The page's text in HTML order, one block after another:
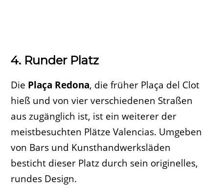
4. Runder Platz
Die Plaça Redona, die früher Plaça del Clot
hieß und von vier verschiedenen Straßen
aus zugänglich ist, ist ein weiterer der
meistbesuchten Plätze Valencias. Umgeben
von Bars und Kunsthandwerksläden
besticht dieser Platz durch sein originelles,
rundes Design.